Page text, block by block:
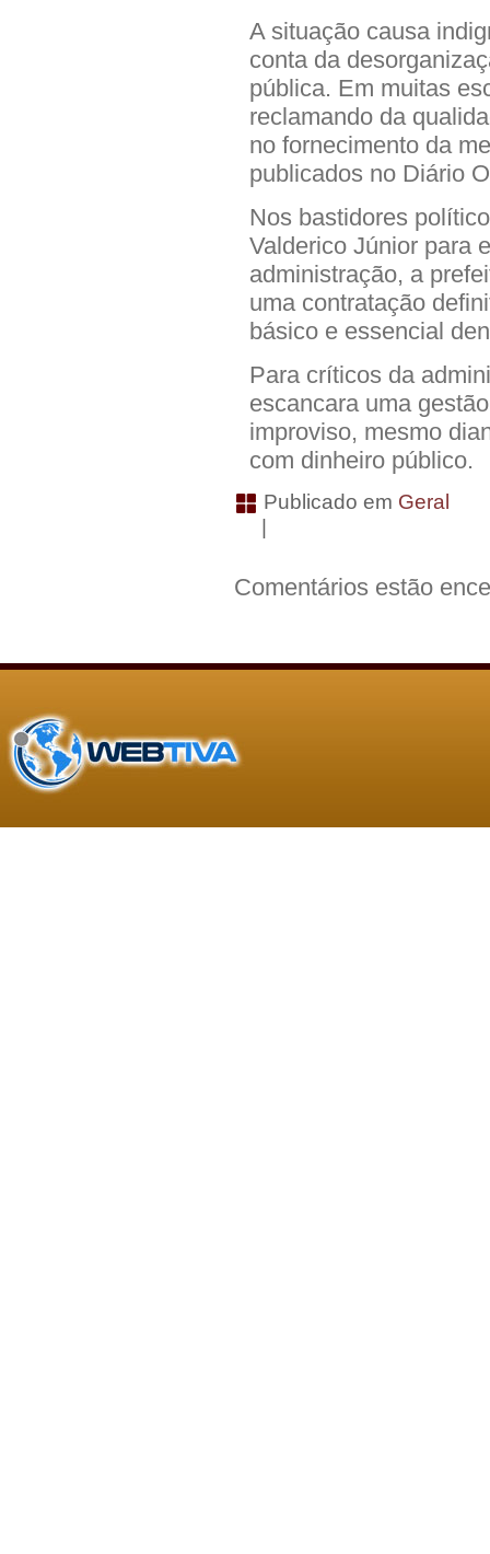
A situação causa
conta da
pública. Em muitas
reclamando da
no fornecimento da
publicados no Diário
Nos bastidores
Valderico Júnior para
administração, a
uma contratação
básico e essencial
Para críticos da
escancara uma
improviso, mesmo
com dinheiro público.
Publicado em Geral
Comentários estão